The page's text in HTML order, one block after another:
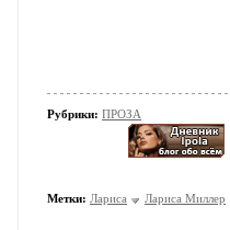
Рубрики: ПРОЗА
Метки: Лариса Лариса Миллер